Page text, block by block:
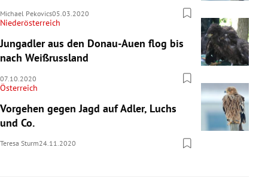
Michael Pekovics05.03.2020
Niederösterreich
Jungadler aus den Donau-Auen flog bis
nach Weißrussland
07.10.2020
Österreich
Vorgehen gegen Jagd auf Adler, Luchs
und Co.
Teresa Sturm24.11.2020